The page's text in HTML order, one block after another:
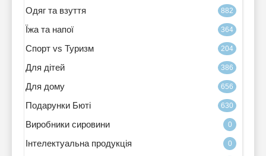
Одяг та взуття 882
Їжа та напої 364
Спорт vs Туризм 204
Для дітей 386
Для дому 656
Подарунки Бюті 630
Виробники сировини 0
Інтелектуальна продукція 0